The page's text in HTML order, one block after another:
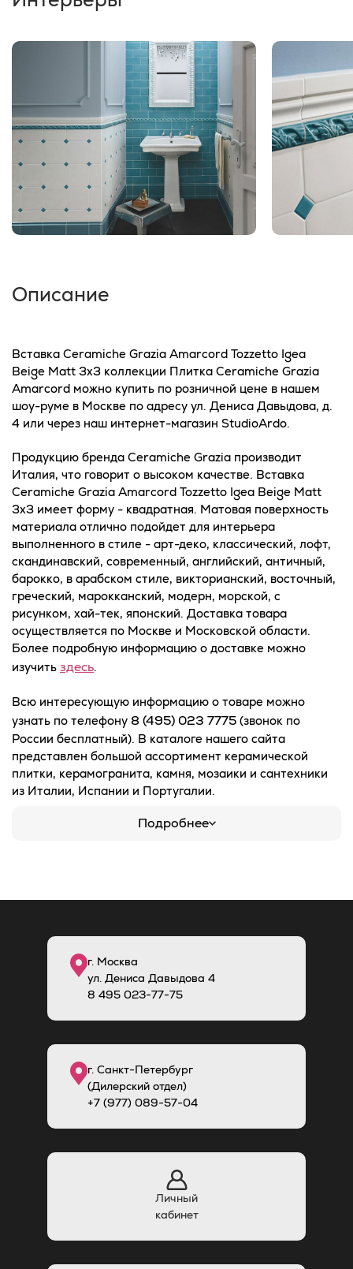
Описание
Вставка Ceramiche Grazia Amarcord Tozzetto Igea
Beige Matt 3x3 коллекции Плитка Ceramiche Grazia
Amarcord можно купить по розничной цене в нашем
шоу-руме в Москве по адресу ул. Дениса Давыдова, д.
4 или через наш интернет-магазин StudioArdo.
Продукцию бренда Ceramiche Grazia производит
Италия, что говорит о высоком качестве. Вставка
Ceramiche Grazia Amarcord Tozzetto Igea Beige Matt
3x3 имеет форму - квадратная. Матовая поверхность
материала отлично подойдет для интерьера
выполненного в стиле - арт-деко, классический, лофт,
скандинавский, современный, английский, античный,
барокко, в арабском стиле, викторианский, восточный,
греческий, марокканский, модерн, морской, с
рисунком, хай-тек, японский. Доставка товара
осуществляется по Москве и Московской области.
Более подробную информацию о доставке можно
изучить здесь.
Всю интересующую информацию о товаре можно
узнать по телефону 8 (495) 023 7775 (звонок по
России бесплатный). В каталоге нашего сайта
представлен большой ассортимент керамической
плитки, керамогранита, камня, мозаики и сантехники
из Италии, Испании и Португалии.
Подробнее
г. Москва
ул. Дениса Давыдова 4
8 495 023-77-75
г. Санкт-Петербург
(Дилерский отдел)
+7 (977) 089-57-04
Личный
кабинет